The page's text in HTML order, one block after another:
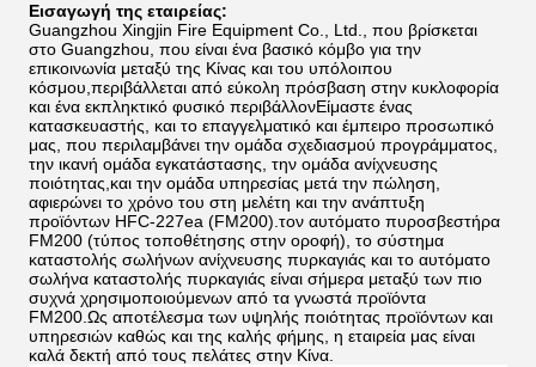
Εισαγωγή της εταιρείας:
Guangzhou Xingjin Fire Equipment Co., Ltd., που βρίσκεται
στο Guangzhou, που είναι ένα βασικό κόμβο για την
επικοινωνία μεταξύ της Κίνας και του υπόλοιπου
κόσμου,περιβάλλεται από εύκολη πρόσβαση στην κυκλοφορία
και ένα εκπληκτικό φυσικό περιβάλλονΕίμαστε ένας
κατασκευαστής, και το επαγγελματικό και έμπειρο προσωπικό
μας, που περιλαμβάνει την ομάδα σχεδιασμού προγράμματος,
την ικανή ομάδα εγκατάστασης, την ομάδα ανίχνευσης
ποιότητας,και την ομάδα υπηρεσίας μετά την πώληση,
αφιερώνει το χρόνο του στη μελέτη και την ανάπτυξη
προϊόντων HFC-227ea (FM200).τον αυτόματο πυροσβεστήρα
FM200 (τύπος τοποθέτησης στην οροφή), το σύστημα
καταστολής σωλήνων ανίχνευσης πυρκαγιάς και το αυτόματο
σωλήνα καταστολής πυρκαγιάς είναι σήμερα μεταξύ των πιο
συχνά χρησιμοποιούμενων από τα γνωστά προϊόντα
FM200.Ως αποτέλεσμα των υψηλής ποιότητας προϊόντων και
υπηρεσιών καθώς και της καλής φήμης, η εταιρεία μας είναι
καλά δεκτή από τους πελάτες στην Κίνα.